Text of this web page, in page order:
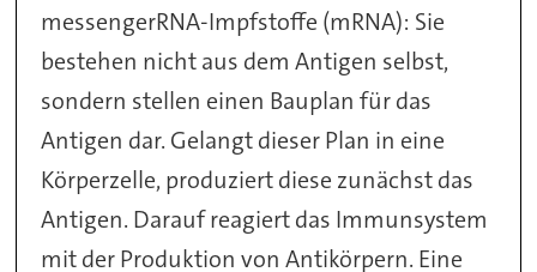
messengerRNA-Impfstoffe (mRNA): Sie
bestehen nicht aus dem Antigen selbst,
sondern stellen einen Bauplan für das
Antigen dar. Gelangt dieser Plan in eine
Körperzelle, produziert diese zunächst das
Antigen. Darauf reagiert das Immunsystem
mit der Produktion von Antikörpern. Eine